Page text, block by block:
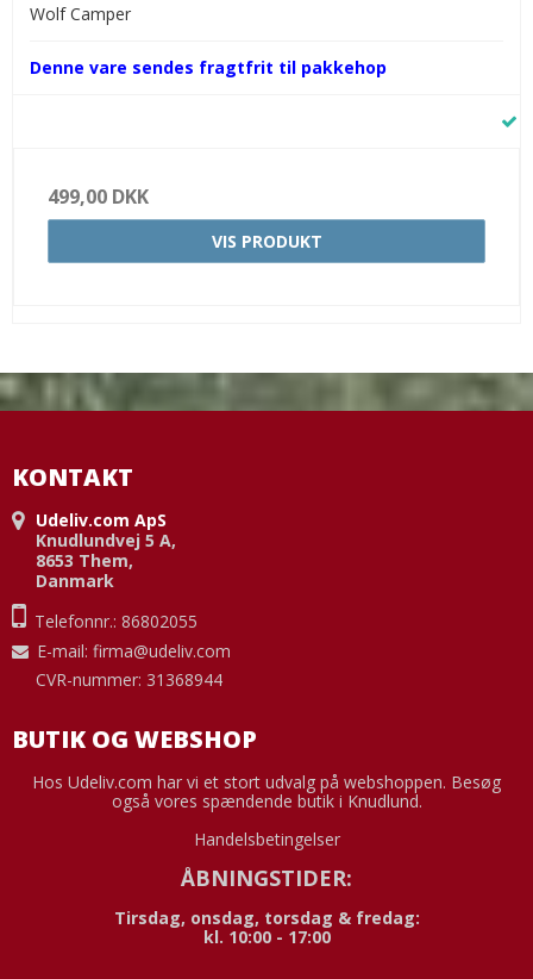
Wolf Camper
Denne vare sendes fragtfrit til pakkehop
499,00 DKK
VIS PRODUKT
KONTAKT
Udeliv.com ApS
Knudlundvej 5 A,
8653 Them,
Danmark
Telefonnr.: 86802055
E-mail: firma@udeliv.com
CVR-nummer: 31368944
BUTIK OG WEBSHOP
Hos Udeliv.com har vi et stort udvalg på webshoppen. Besøg
også vores spændende butik i Knudlund.
Handelsbetingelser
ÅBNINGSTIDER:
Tirsdag, onsdag, torsdag & fredag:
kl. 10:00 - 17:00